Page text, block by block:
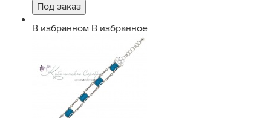
В избранном В избранное